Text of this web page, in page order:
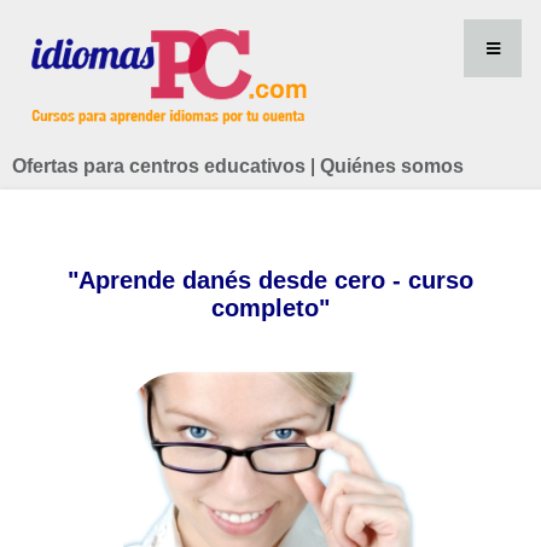
Ofertas para centros educativos Quiénes somos
"Aprende danés desde cero - curso
completo"